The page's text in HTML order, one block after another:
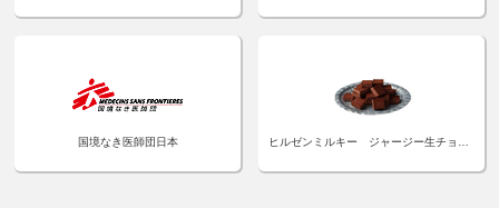
国境なき医師団日本